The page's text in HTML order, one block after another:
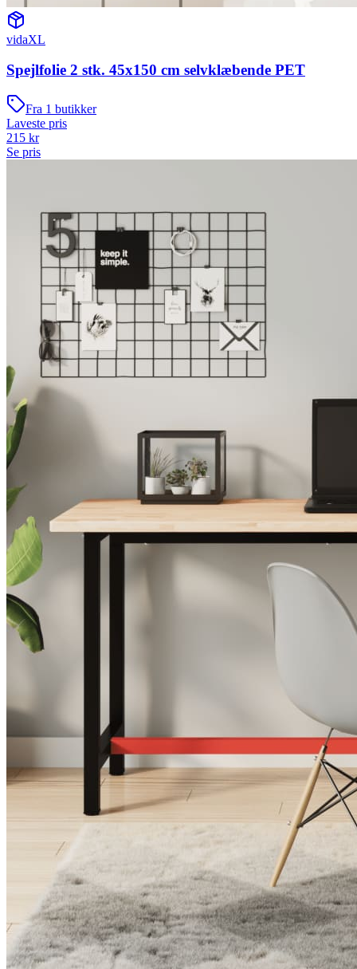
vidaXL
Spejlfolie 2 stk. 45x150 cm selvklæbende PET
Fra 1 butikker
Laveste pris
215 kr
Se pris